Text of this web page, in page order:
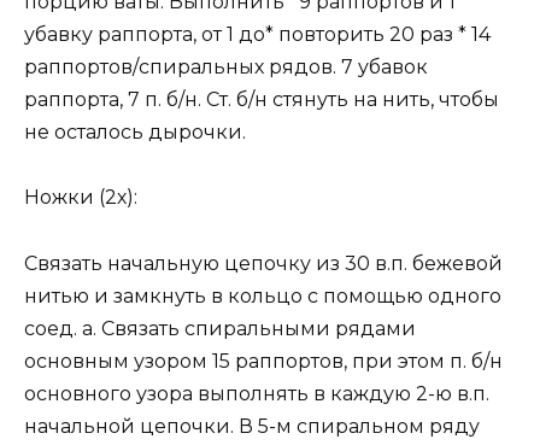
убавку раппорта, от 1 до* повторить 20 раз * 14
раппортов/спиральных рядов. 7 убавок
раппорта, 7 п. б/н. Ст. б/н стянуть на нить, чтобы
не осталось дырочки.
Ножки (2х):
Связать начальную цепочку из 30 в.п. бежевой
нитью и замкнуть в кольцо с помощью одного
соед. а. Связать спиральными рядами
основным узором 15 раппортов, при этом п. б/н
основного узора выполнять в каждую 2-ю в.п.
начальной цепочки. В 5-м спиральном ряду